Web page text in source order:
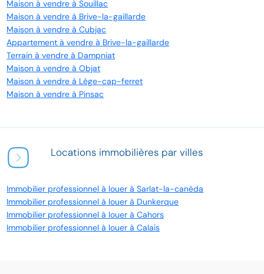
Maison à vendre à Souillac
Maison à vendre à Brive-la-gaillarde
Maison à vendre à Cubjac
Appartement à vendre à Brive-la-gaillarde
Terrain à vendre à Dampniat
Maison à vendre à Objat
Maison à vendre à Lège-cap-ferret
Maison à vendre à Pinsac
Locations immobilières par villes
Immobilier professionnel à louer à Sarlat-la-canéda
Immobilier professionnel à louer à Dunkerque
Immobilier professionnel à louer à Cahors
Immobilier professionnel à louer à Calais